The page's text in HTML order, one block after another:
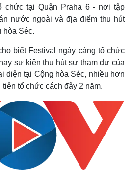
Multimedia
Ảnh
chức tại Quận Praha 6 - nơi tập
nước ngoài và địa điểm thu hút
hòa Séc.
biết Festival ngày càng tổ chức
sự kiện thu hút sự tham dự của
diện tại Cộng hòa Séc, nhiều hơn
tổ chức cách đây 2 năm.